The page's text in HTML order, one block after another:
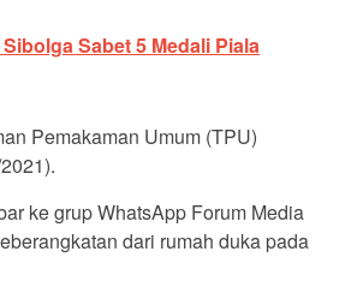
Sabet 5 Medali Piala
Pemakaman Umum (TPU)
ke grup WhatsApp Forum Media
dari rumah duka pada